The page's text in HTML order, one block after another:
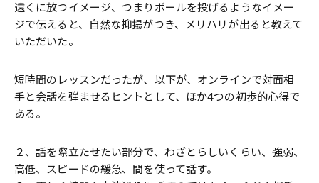
遠くに放つイメージ、つまりボールを投げるようなイメー
ジで伝えると、自然な抑揚がつき、メリハリが出ると教えて
いただいた。
短時間のレッスンだったが、以下が、オンラインで対面相
手と会話を弾ませるヒントとして、ほか4つの初歩的心得で
ある。
２、話を際立たせたい部分で、わざとらしいくらい、強弱、
高低、スピードの緩急、間を使って話す。